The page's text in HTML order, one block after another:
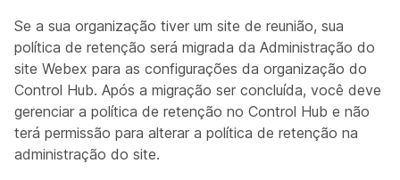
Se a sua organização tiver um site de reunião, sua
política de retenção será migrada da Administração do
site Webex para as configurações da organização do
Control Hub. Após a migração ser concluída, você deve
gerenciar a política de retenção no Control Hub e não
terá permissão para alterar a política de retenção na
administração do site.